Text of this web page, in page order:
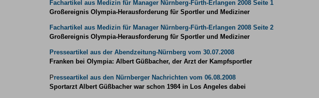
Fachartikel aus Medizin für Manager Nürnberg-Fürth-Erlangen 2008 Seite 1
Großereignis Olympia-Herausforderung für Sportler und Mediziner
Fachartikel aus Medizin für Manager Nürnberg-Fürth-Erlangen 2008 Seite 2
Großereignis Olympia-Herausforderung für Sportler und Mediziner
Presseartikel aus der Abendzeitung-Nürnberg vom 30.07.2008
Franken bei Olympia: Albert Güßbacher, der Arzt der Kampfsportler
Presseartikel aus den Nürnberger Nachrichten vom 06.08.2008
Sportarzt Albert Güßbacher war schon 1984 in Los Angeles dabei